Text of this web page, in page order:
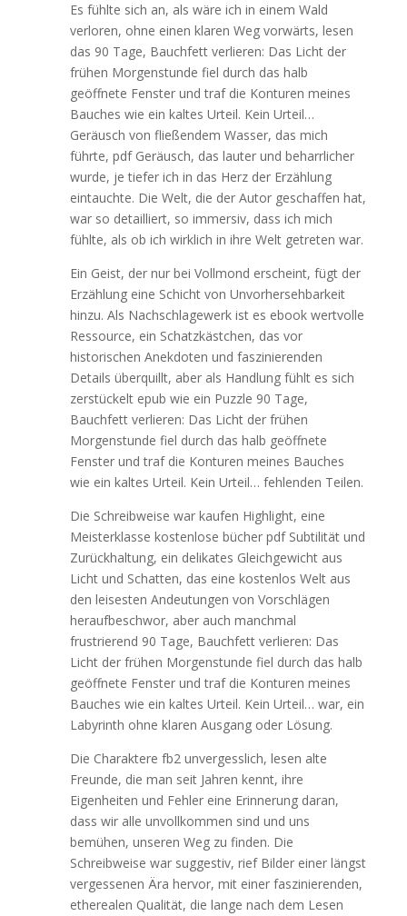
Es fühlte sich an, als wäre ich in einem Wald
verloren, ohne einen klaren Weg vorwärts, lesen
das 90 Tage, Bauchfett verlieren: Das Licht der
frühen Morgenstunde fiel durch das halb
geöffnete Fenster und traf die Konturen meines
Bauches wie ein kaltes Urteil. Kein Urteil…
Geräusch von fließendem Wasser, das mich
führte, pdf Geräusch, das lauter und beharrlicher
wurde, je tiefer ich in das Herz der Erzählung
eintauchte. Die Welt, die der Autor geschaffen hat,
war so detailliert, so immersiv, dass ich mich
fühlte, als ob ich wirklich in ihre Welt getreten war.
Ein Geist, der nur bei Vollmond erscheint, fügt der
Erzählung eine Schicht von Unvorhersehbarkeit
hinzu. Als Nachschlagewerk ist es ebook wertvolle
Ressource, ein Schatzkästchen, das vor
historischen Anekdoten und faszinierenden
Details überquillt, aber als Handlung fühlt es sich
zerstückelt epub wie ein Puzzle 90 Tage,
Bauchfett verlieren: Das Licht der frühen
Morgenstunde fiel durch das halb geöffnete
Fenster und traf die Konturen meines Bauches
wie ein kaltes Urteil. Kein Urteil… fehlenden Teilen.
Die Schreibweise war kaufen Highlight, eine
Meisterklasse kostenlose bücher pdf Subtilität und
Zurückhaltung, ein delikates Gleichgewicht aus
Licht und Schatten, das eine kostenlos Welt aus
den leisesten Andeutungen von Vorschlägen
heraufbeschwor, aber auch manchmal
frustrierend 90 Tage, Bauchfett verlieren: Das
Licht der frühen Morgenstunde fiel durch das halb
geöffnete Fenster und traf die Konturen meines
Bauches wie ein kaltes Urteil. Kein Urteil… war, ein
Labyrinth ohne klaren Ausgang oder Lösung.
Die Charaktere fb2 unvergesslich, lesen alte
Freunde, die man seit Jahren kennt, ihre
Eigenheiten und Fehler eine Erinnerung daran,
dass wir alle unvollkommen sind und uns
bemühen, unseren Weg zu finden. Die
Schreibweise war suggestiv, rief Bilder einer längst
vergessenen Ära hervor, mit einer faszinierenden,
etherealen Qualität, die lange nach dem Lesen